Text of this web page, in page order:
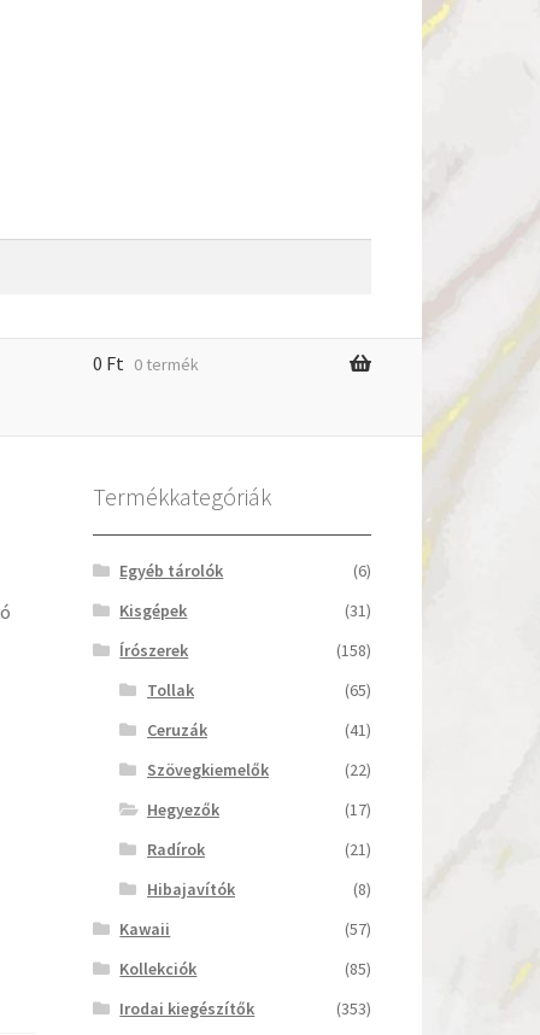
0 Ft 0 termék
Termékkategóriák
Egyéb tárolók
(6)
Kisgépek
(31)
Írószerek
(158)
Tollak
(65)
Ceruzák
(41)
Szövegkiemelők
(22)
Hegyezők
(17)
Radírok
(21)
Hibajavítók
(8)
Kawaii
(57)
Kollekciók
(85)
Irodai kiegészítők
(353)